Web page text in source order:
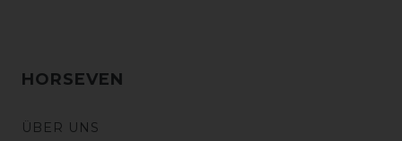
HORSEVEN
ÜBER UNS